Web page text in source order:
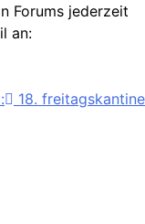
Forums jederzeit
an:
18. freitagskantine